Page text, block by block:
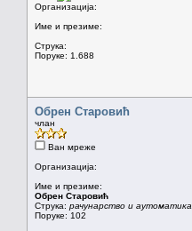
Организација:
Име и презиме:
Струка:
Поруке: 1.688
Обрен Старовић
члан
Ван мреже
Организација:
Име и презиме:
Обрен Старовић
Струка: рачунарство и аутоматика
Поруке: 102